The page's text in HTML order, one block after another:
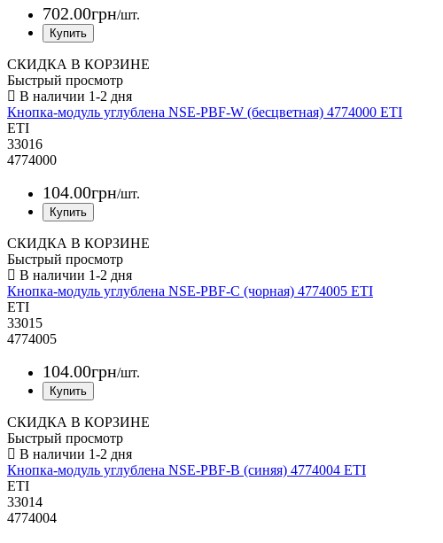
702.00грн/шт.
СКИДКА В КОРЗИНЕ
Быстрый просмотр
Кнопка-модуль углублена NSE-PBF-W (бесцветная) 4774000 ETI
ETI
33016
4774000
104.00грн/шт.
СКИДКА В КОРЗИНЕ
Быстрый просмотр
Кнопка-модуль углублена NSE-PBF-C (чорная) 4774005 ETI
ETI
33015
4774005
104.00грн/шт.
СКИДКА В КОРЗИНЕ
Быстрый просмотр
Кнопка-модуль углублена NSE-PBF-B (синяя) 4774004 ETI
ETI
33014
4774004